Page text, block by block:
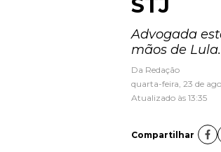
STJ
Advogada
mãos de Lula.
Da Redação
quarta-feira, 23 de
Atualizado às 13:35
Compartilhar